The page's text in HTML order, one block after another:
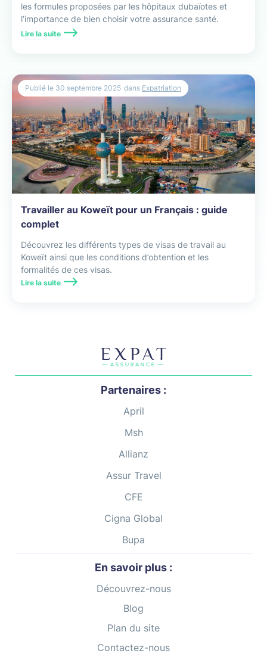
les formules proposées par les hôpitaux dubaïotes et
l’importance de bien choisir votre assurance santé.
Lire la suite
Travailler au Koweït pour un Français : guide
complet
Découvrez les différents types de visas de travail au
Koweït ainsi que les conditions d’obtention et les
formalités de ces visas.
Lire la suite
Publié le 30 septembre 2025 dans Expatriation
Partenaires :
April
Msh
Allianz
Assur Travel
CFE
Cigna Global
Bupa
En savoir plus :
Découvrez-nous
Blog
Plan du site
Contactez-nous